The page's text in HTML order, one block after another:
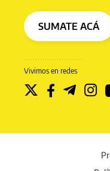
Vivimos en redes
SUMATE ACÁ